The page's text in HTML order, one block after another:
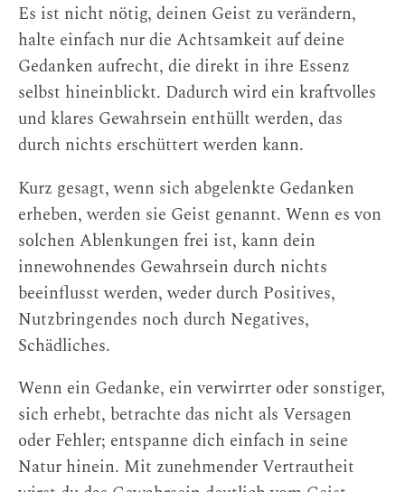
Es ist nicht nötig, deinen Geist zu verändern,
halte einfach nur die Achtsamkeit auf deine
Gedanken aufrecht, die direkt in ihre Essenz
selbst hineinblickt. Dadurch wird ein kraftvolles
und klares Gewahrsein enthüllt werden, das
durch nichts erschüttert werden kann.
Kurz gesagt, wenn sich abgelenkte Gedanken
erheben, werden sie Geist genannt. Wenn es von
solchen Ablenkungen frei ist, kann dein
innewohnendes Gewahrsein durch nichts
beeinflusst werden, weder durch Positives,
Nutzbringendes noch durch Negatives,
Schädliches.
Wenn ein Gedanke, ein verwirrter oder sonstiger,
sich erhebt, betrachte das nicht als Versagen
oder Fehler; entspanne dich einfach in seine
Natur hinein. Mit zunehmender Vertrautheit